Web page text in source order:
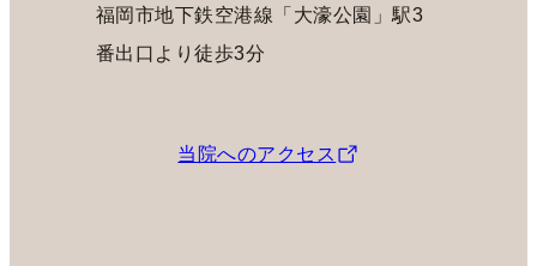
福岡市地下鉄空港線「大濠公園」駅3
番出口より徒歩3分
当院へのアクセス